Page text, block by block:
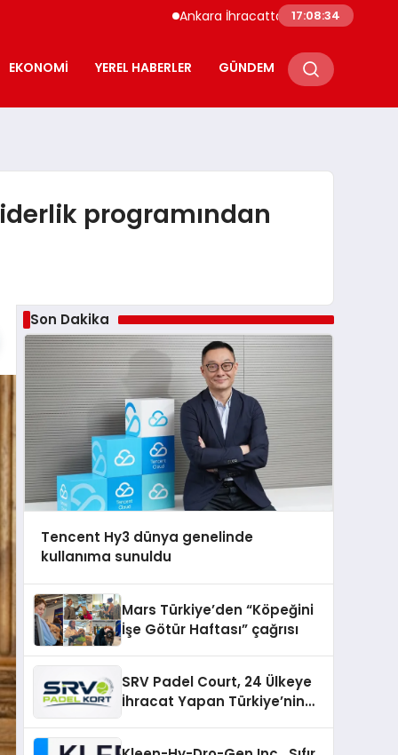
Ankara İhracatta Rekor Kırdı 7 Ayda 108
17:08:35
EKONOMI YEREL HABERLER GÜNDEM
programından
Son Dakika
Tencent Hy3 dünya genelinde
kullanıma sunuldu
Mars Türkiye’den “Köpeğini
İşe Götür Haftası” çağrısı
SRV Padel Court, 24 Ülkeye
İhracat Yapan Türkiye’nin